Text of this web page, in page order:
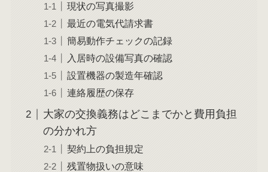
現状の写真撮影
最近の電気代請求書
簡易動作チェックの記録
入居時の設備写真の確認
設置機器の製造年確認
連絡履歴の保存
大家の交換義務はどこまでかと費用負担
の分かれ方
契約上の負担規定
残置物扱いの意味